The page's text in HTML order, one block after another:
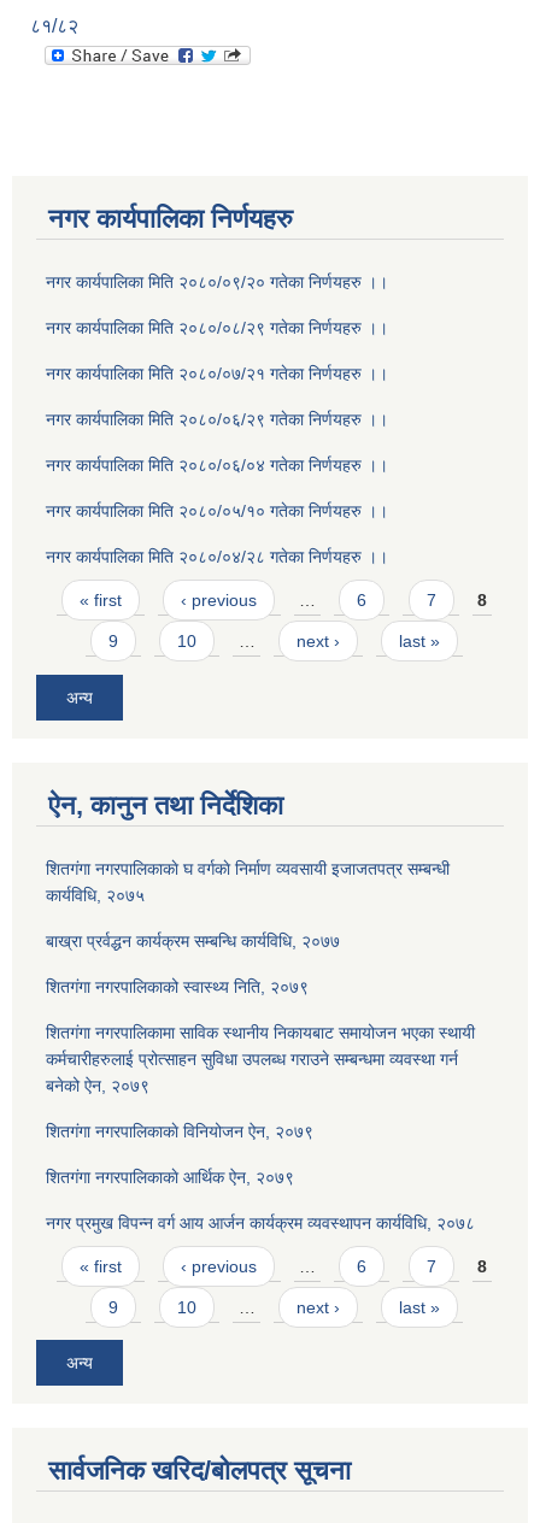
८१/८२
नगर कार्यपालिका निर्णयहरु
नगर कार्यपालिका मिति २०८०/०९/२० गतेका निर्णयहरु ।।
नगर कार्यपालिका मिति २०८०/०८/२९ गतेका निर्णयहरु ।।
नगर कार्यपालिका मिति २०८०/०७/२१ गतेका निर्णयहरु ।।
नगर कार्यपालिका मिति २०८०/०६/२९ गतेका निर्णयहरु ।।
नगर कार्यपालिका मिति २०८०/०६/०४ गतेका निर्णयहरु ।।
नगर कार्यपालिका मिति २०८०/०५/१० गतेका निर्णयहरु ।।
नगर कार्यपालिका मिति २०८०/०४/२८ गतेका निर्णयहरु ।।
Pages
« first ‹ previous … 6 7 8
9 10 … next › last »
अन्य
ऐन, कानुन तथा निर्देशिका
शितगंगा नगरपालिकाकाे घ वर्गकाे निर्माण व्यवसायी इजाजतपत्र सम्बन्धी
कार्यविधि, २०७५
बाख्रा प्रर्वद्धन कार्यक्रम सम्बन्धि कार्यविधि, २०७७
शितगंगा नगरपालिकाको स्वास्थ्य निति, २०७९
शितगंगा नगरपालिकामा साविक स्थानीय निकायबाट समायोजन भएका स्थायी
कर्मचारीहरुलाई प्रोत्साहन सुविधा उपलब्ध गराउने सम्बन्धमा व्यवस्था गर्न
बनेको ऐन, २०७९
शितगंगा नगरपालिकाकाे विनियोजन ऐन, २०७९
शितगंगा नगरपालिकाकाे आर्थिक ऐन, २०७९
नगर प्रमुख विपन्न वर्ग आय आर्जन कार्यक्रम व्यवस्थापन कार्यविधि, २०७८
Pages
« first ‹ previous 6 7 8
9 10 next › last »
अन्य
सार्वजनिक खरिद/बोलपत्र सूचना